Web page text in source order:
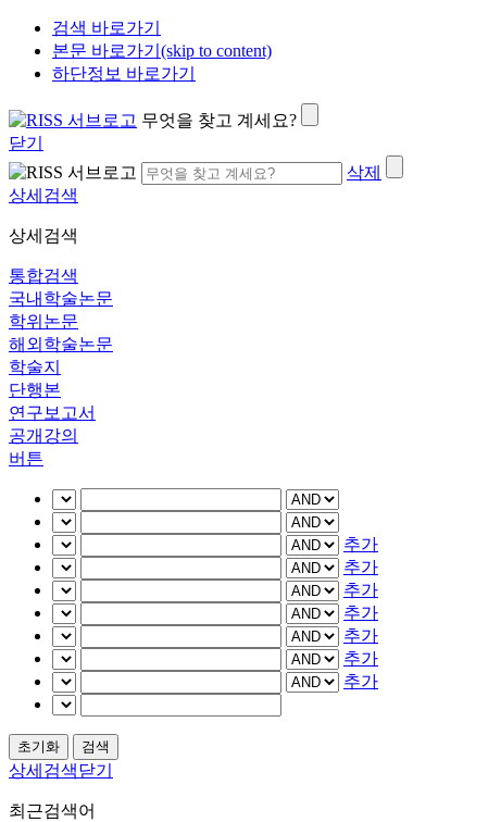
검색 바로가기
본문 바로가기(skip to content)
하단정보 바로가기
무엇을 찾고 계세요?
닫기
삭제
상세검색
상세검색
통합검색
국내학술논문
학위논문
해외학술논문
학술지
단행본
연구보고서
공개강의
버튼
추가
추가
추가
추가
추가
추가
추가
상세검색닫기
최근검색어